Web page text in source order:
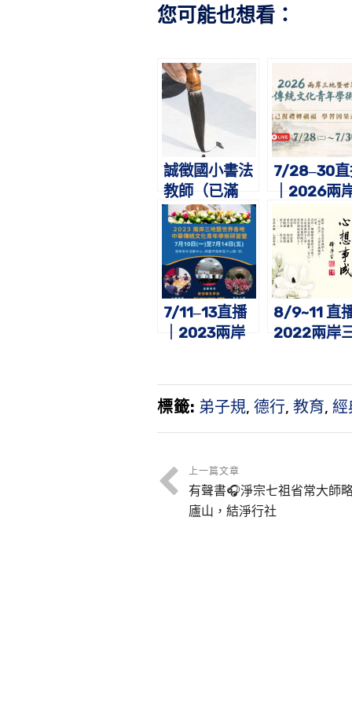
您可能也想看：
誠徵國小書法
教師（已滿
額）
7/28‒30直
｜2026兩
地中華傳統
化青年學術
習營
7/11‒13直播
｜2023兩岸
化青年學術研
習營
​8/9~11 直
2022兩岸
營
標籤: 弟子規, 德行, 教育, 經
上一篇文章
有聲書🎧淨宗七祖省常大師
廬山，結淨行社